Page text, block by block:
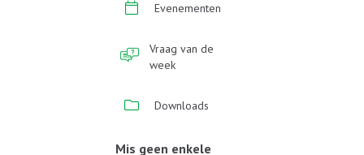
Evenementen
Vraag van de
week
Downloads
Mis geen enkele